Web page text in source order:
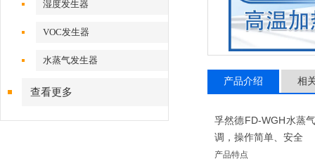
湿度发生器
VOC发生器
水蒸气发生器
查看更多
产品介绍 相
孚然德FD-WGH水蒸
调，操作简单、安全
产品特点